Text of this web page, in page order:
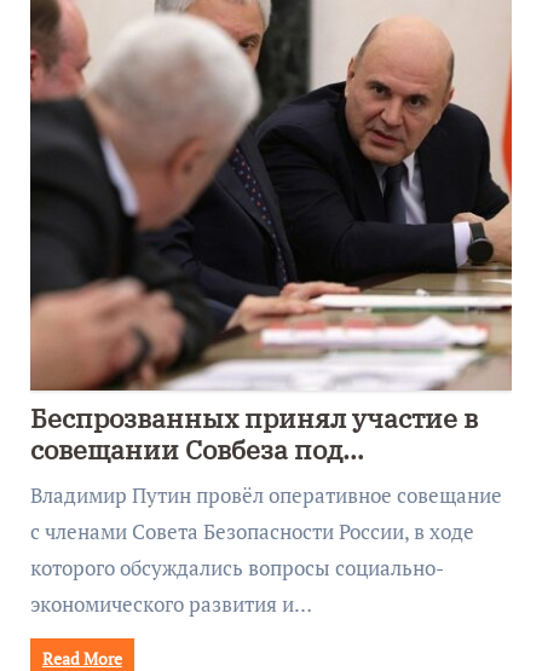
Беспрозванных принял участие в
совещании Совбеза под
руководством Путина
Владимир Путин провёл оперативное совещание
с членами Совета Безопасности России, в ходе
которого обсуждались вопросы социально-
экономического развития и…
Read More